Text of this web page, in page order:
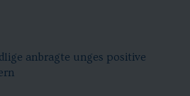
anbragte unges positive